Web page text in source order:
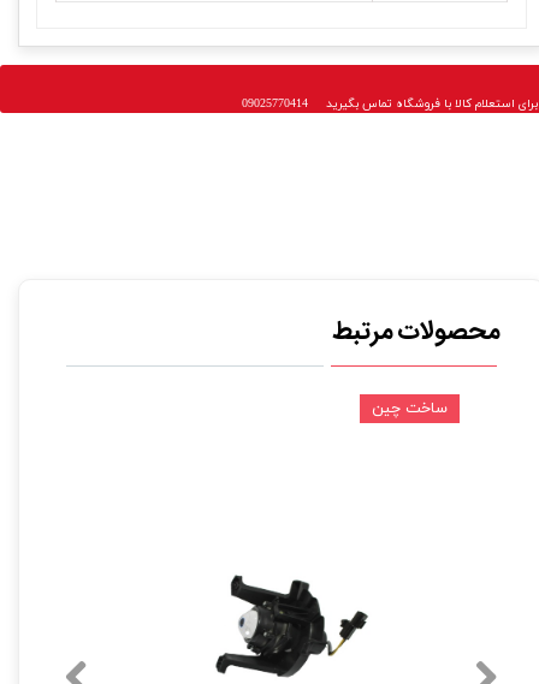
استعلام کالا با فروشگاه تماس بگیرید 09025770414
محصولات مرتبط
ساخت چین